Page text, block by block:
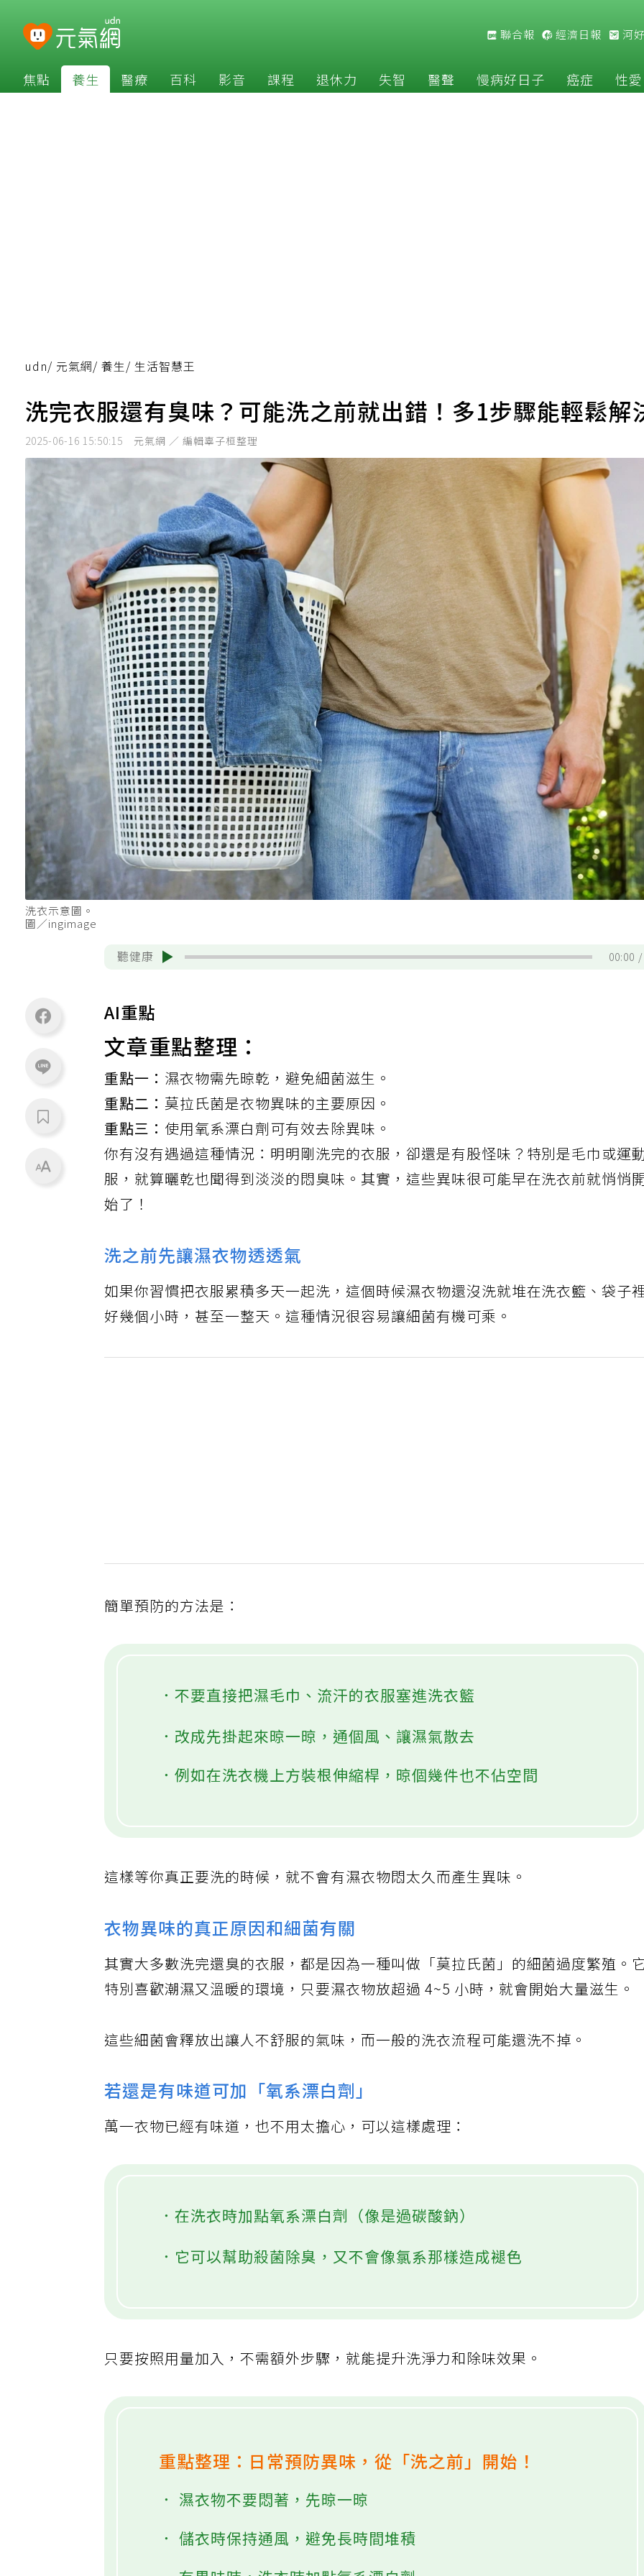
聯合報 經濟日報 河
焦點 養生 醫療 百科 影音 課程 退休力 失智 醫聲 慢病好日子 癌症 性愛
udn/ 元氣網/ 養生/ 生活智慧王
洗完衣服還有臭味？可能洗之前就出錯！多1步驟能輕鬆解
2025-06-16 15:50:15 元氣網 ／ 編輯辜子桓整理
洗衣示意圖。
圖／ingimage
聽健康 00:00
AI重點
文章重點整理：
重點一： 濕衣物需先晾乾，避免細菌滋生。
重點二： 莫拉氏菌是衣物異味的主要原因。
重點三： 使用氧系漂白劑可有效去除異味。
你有沒有遇過這種情況：明明剛洗完的衣服，卻還是有股怪味？特別是毛巾或運
服，就算曬乾也聞得到淡淡的悶臭味。其實，這些異味很可能早在洗衣前就悄悄
始了！
洗之前先讓濕衣物透透氣
如果你習慣把衣服累積多天一起洗，這個時候濕衣物還沒洗就堆在洗衣籃、袋子
好幾個小時，甚至一整天。這種情況很容易讓細菌有機可乘。
簡單預防的方法是：
．不要直接把濕毛巾、流汗的衣服塞進洗衣籃
．改成先掛起來晾一晾，通個風、讓濕氣散去
．例如在洗衣機上方裝根伸縮桿，晾個幾件也不佔空間
這樣等你真正要洗的時候，就不會有濕衣物悶太久而產生異味。
衣物異味的真正原因和細菌有關
其實大多數洗完還臭的衣服，都是因為一種叫做「莫拉氏菌」的細菌過度繁殖。
特別喜歡潮濕又溫暖的環境，只要濕衣物放超過 4~5 小時，就會開始大量滋生。
這些細菌會釋放出讓人不舒服的氣味，而一般的洗衣流程可能還洗不掉。
若還是有味道可加「氧系漂白劑」
萬一衣物已經有味道，也不用太擔心，可以這樣處理：
．在洗衣時加點氧系漂白劑（像是過碳酸鈉）
．它可以幫助殺菌除臭，又不會像氯系那樣造成褪色
只要按照用量加入，不需額外步驟，就能提升洗淨力和除味效果。
重點整理：日常預防異味，從「洗之前」開始！
． 濕衣物不要悶著，先晾一晾
． 儲衣時保持通風，避免長時間堆積